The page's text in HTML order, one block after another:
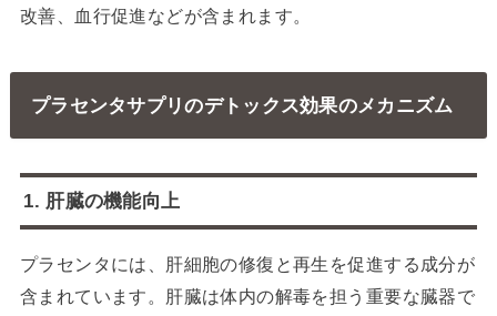
改善、血行促進などが含まれます。
プラセンタサプリのデトックス効果のメカニズム
1. 肝臓の機能向上
プラセンタには、肝細胞の修復と再生を促進する成分が
含まれています。肝臓は体内の解毒を担う重要な臓器で